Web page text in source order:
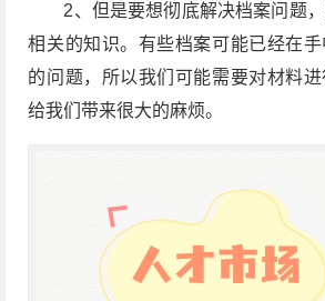
2、但是要想彻底解决档案问题
相关的知识。有些档案可能已经在
的问题，所以我们可能需要对材料
给我们带来很大的麻烦。